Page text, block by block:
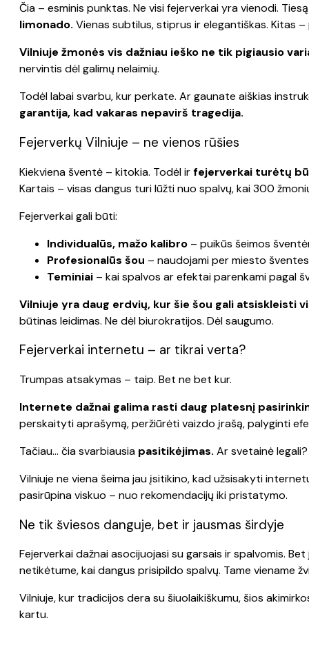
Čia – esminis punktas. Ne visi fejerverkai yra vienodi.
limonado. Vienas subtilus, stiprus ir elegantiškas. Kitas
Vilniuje žmonės vis dažniau ieško ne tik pigiausio
nervintis dėl galimų nelaimių.
Todėl labai svarbu, kur perkate. Ar gaunate aiškias
garantija, kad vakaras nepavirš tragedija.
Fejerverkų Vilniuje – ne vienos rūšies
Kiekviena šventė – kitokia. Todėl irfejerverkai turėtų
Kartais – visas dangus turi lūžti nuo spalvų, kai 300
Fejerverkai gali būti:
Individualūs, mažo kalibro – puikūs šeimos
Profesionalūs šou – naudojami per miesto
Teminiai – kai spalvos ar efektai parenkami pagal
Vilniuje yra daug erdvių, kur šie šou gali atsiskleisti
būtinas leidimas. Ne dėl biurokratijos. Dėl saugumo.
Fejerverkai internetu – ar tikrai verta?
Trumpas atsakymas – taip. Bet ne bet kur.
Internete dažnai galima rasti daug platesnį
perskaityti aprašymą, peržiūrėti vaizdo įrašą, palyginti
Tačiau… čia svarbiausia pasitikėjimas. Ar svetainė
Vilniuje ne viena šeima jau įsitikino, kad užsisakyti
pasirūpina viskuo – nuo rekomendacijų iki pristatymo.
Ne tik šviesos danguje, bet ir jausmas širdyje
Fejerverkai dažnai asocijuojasi su garsais ir spalvomis.
netikėtume, kai dangus prisipildo spalvų. Tame viename
Vilniuje, kur tradicijos dera su šiuolaikiškumu, šios
kartu.